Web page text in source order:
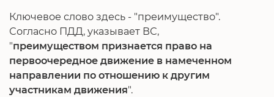
Ключевое слово здесь - "преимущество".
Согласно ПДД, указывает ВС,
"преимуществом признается право на
первоочередное движение в намеченном
направлении по отношению к другим
участникам движения".